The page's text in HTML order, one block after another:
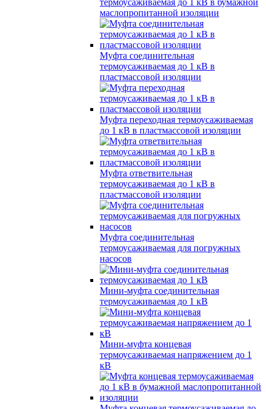
термоусаживаемая до 1 кВ в бумажной
маслопропитанной изоляции
Муфта соединительная
термоусаживаемая до 1 кВ в
пластмассовой изоляции
Муфта переходная термоусаживаемая
до 1 кВ в пластмассовой изоляции
Муфта ответвительная
термоусаживаемая до 1 кВ в
пластмассовой изоляции
Муфта соединительная
термоусаживаемая для погружных
насосов
Мини-муфта соединительная
термоусаживаемая до 1 кВ
Мини-муфта концевая
термоусаживаемая напряжением до 1
кВ